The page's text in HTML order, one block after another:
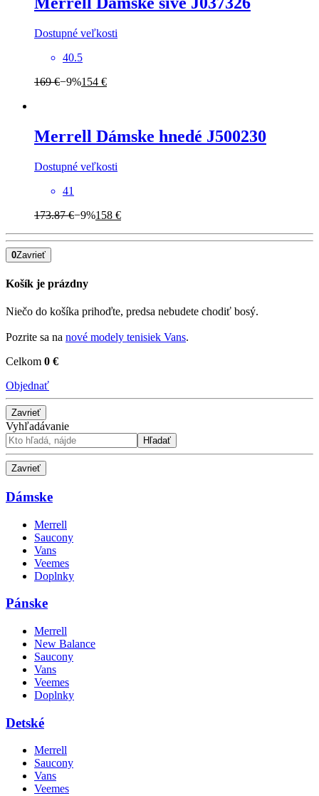
Dostupné veľkosti
40.5
169 €−9%154 €
Merrell Dámske hnedé J500230
Dostupné veľkosti
41
173.87 €−9%158 €
0Zavrieť
Košík je prázdny
Niečo do košíka prihoďte, predsa nebudete chodiť bosý.
Pozrite sa na nové modely tenisiek Vans.
Celkom 0 €
Objednať
Zavrieť
Vyhľadávanie
Hľadať
Zavrieť
Dámske
Merrell
Saucony
Vans
Veemes
Doplnky
Pánske
Merrell
New Balance
Saucony
Vans
Veemes
Doplnky
Detské
Merrell
Saucony
Vans
Veemes